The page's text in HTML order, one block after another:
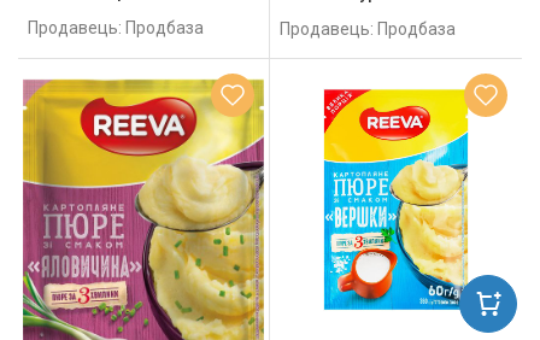
Продавець: Продбаза
Продавець: Продбаза